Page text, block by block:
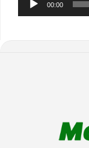
00:00